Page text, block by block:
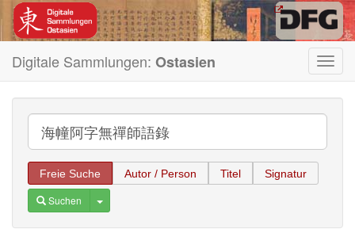
Digitale Sammlungen: Ostasien
Freie Suche Autor / Person Titel Signatur
Suchen Toggle Dropdown